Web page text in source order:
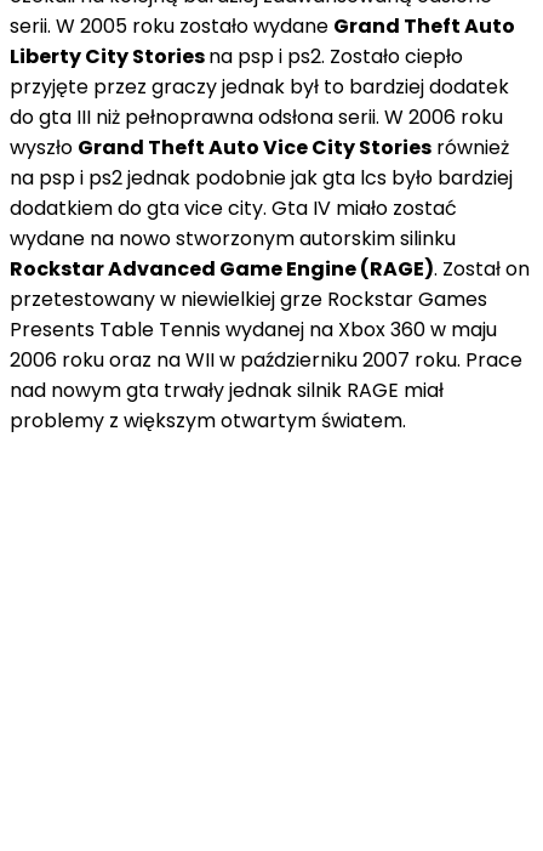
serii. W 2005 roku zostało wydane Grand Theft Auto
Liberty City Storiesna psp i ps2. Zostało ciepło
przyjęte przez graczy jednak był to bardziej dodatek
do gta III niż pełnoprawna odsłona serii. W 2006 roku
wyszło Grand Theft Auto Vice City Stories również
na psp i ps2 jednak podobnie jak gta lcs było bardziej
dodatkiem do gta vice city. Gta IV miało zostać
wydane na nowo stworzonym autorskim silinku
Rockstar Advanced Game Engine (RAGE). Został on
przetestowany w niewielkiej grze Rockstar Games
Presents Table Tennis wydanej na Xbox 360 w maju
2006 roku oraz na WII w październiku 2007 roku. Prace
nad nowym gta trwały jednak silnik RAGE miał
problemy z większym otwartym światem.